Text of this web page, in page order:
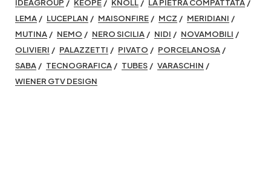
IDEAGROUP
KEOPE KNOLL
LA PIETRA COMPATTATA
LEMA
LUCEPLAN MAISONFIRE MCZ
MERIDIANI
MUTINA
NEMO NERO SICILIA NIDI
NOVAMOBILI
OLIVIERI
PALAZZETTI PIVATO
PORCELANOSA
SABA
TECNOGRAFICA TUBES
VARASCHIN
WIENER GTV DESIGN